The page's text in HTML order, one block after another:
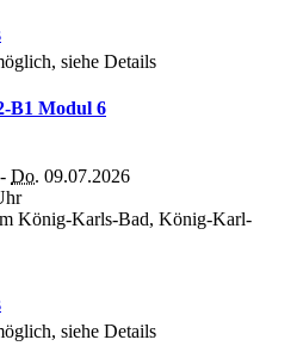
siehe Details
B1 Modul 6
Do. 09.07.2026
König-Karls-Bad, König-Karl-
siehe Details